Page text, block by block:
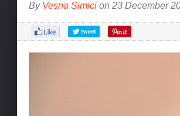
ORAVIȚA
OȚELU ROŞU
By Vesna Simici on 23 December